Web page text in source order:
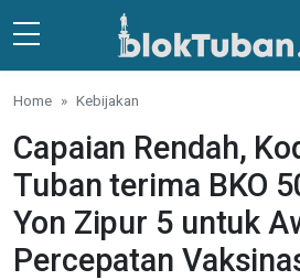
Skip to main content
Home Kebijakan
Capaian Rendah,
Tuban terima BKO
Yon Zipur 5 untuk
Percepatan